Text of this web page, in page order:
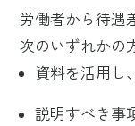
労働者から待遇
次のいずれかの
資料を活用し
説明すべき事